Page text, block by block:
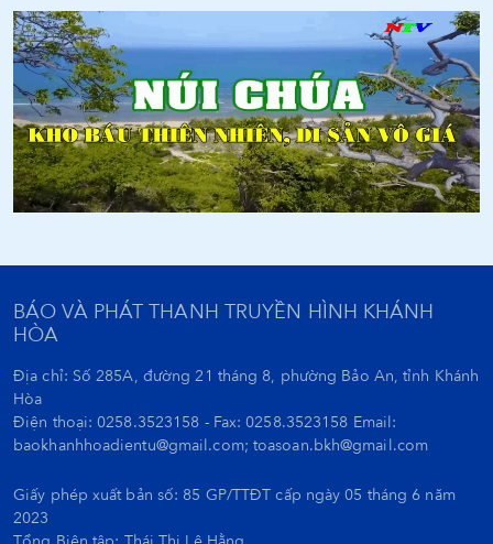
BÁO VÀ PHÁT THANH TRUYỀN HÌNH KHÁNH
HÒA
Địa chỉ: Số 285A, đường 21 tháng 8, phường Bảo An, tỉnh Khánh
Hòa
Điện thoại: 0258.3523158 - Fax: 0258.3523158 Email:
baokhanhhoadientu@gmail.com; toasoan.bkh@gmail.com
Giấy phép xuất bản số: 85 GP/TTĐT cấp ngày 05 tháng 6 năm
2023